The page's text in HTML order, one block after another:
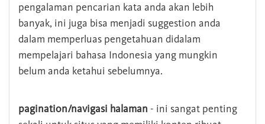
pengalaman pencarian kata anda akan lebih
banyak, ini juga bisa menjadi suggestion anda
dalam memperluas pengetahuan didalam
mempelajari bahasa Indonesia yang mungkin
belum anda ketahui sebelumnya.
pagination/navigasi halaman - ini sangat penting